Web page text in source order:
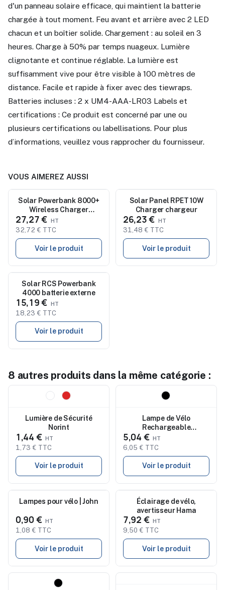
d'un panneau solaire efficace, qui maintient la batterie
chargée à tout moment. Feu avant et arrière avec 2 LED
chacun et un boîtier solide. Chargement : au soleil en 3
heures. Charge à 50% par temps nuageux. Lumière
clignotante et continue réglable. La lumière est
suffisamment vive pour être visible à 100 mètres de
distance. Facile et rapide à fixer avec des tiewraps.
Batteries incluses : 2 x UM4-AAA-LR03 Labels et
certifications : Ce produit est concerné par une ou
plusieurs certifications ou labellisations. Pour plus
d’informations, veuillez vous rapprocher du fournisseur.
VOUS AIMEREZ AUSSI
Nouveau
Solar Powerbank 8000+
Wireless Charger
chargeur externe
27,27 €
32,72 € TTC
Voir le produit
Nouveau
Solar Panel RPET 10W
Charger chargeur
26,23 €
31,48 € TTC
Voir le produit
Nouveau
Solar RCS Powerbank
4000 batterie externe
15,19 €
18,23 € TTC
Voir le produit
8 autres produits dans la même catégorie :
Lumière de Sécurité
Norint
1,44 €
1,73 € TTC
Voir le produit
Lampe de Vélo
Rechargeable
Personnalisée
Économique - Kups
5,04 €
6,05 € TTC
Voir le produit
Nouveau
Lampes pour vélo | John
0,90 €
1,08 € TTC
Voir le produit
Nouveau
Éclairage de vélo,
avertisseur Hama
7,92 €
9,50 € TTC
Voir le produit